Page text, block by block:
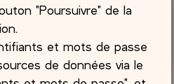
"Poursuivre" de la
et mots de passe
de données via le